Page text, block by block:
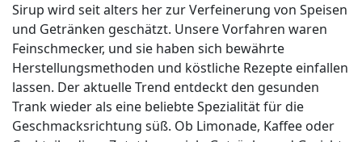
Sirup wird seit alters her zur Verfeinerung von Speisen
und Getränken geschätzt. Unsere Vorfahren waren
Feinschmecker, und sie haben sich bewährte
Herstellungsmethoden und köstliche Rezepte einfallen
lassen. Der aktuelle Trend entdeckt den gesunden
Trank wieder als eine beliebte Spezialität für die
Geschmacksrichtung süß. Ob Limonade, Kaffee oder